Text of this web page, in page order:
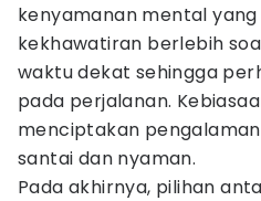
kenyamanan mental
kekhawatiran berlebih
waktu dekat sehingga
pada perjalanan.
menciptakan
santai dan nyaman.
Pada akhirnya, pilihan